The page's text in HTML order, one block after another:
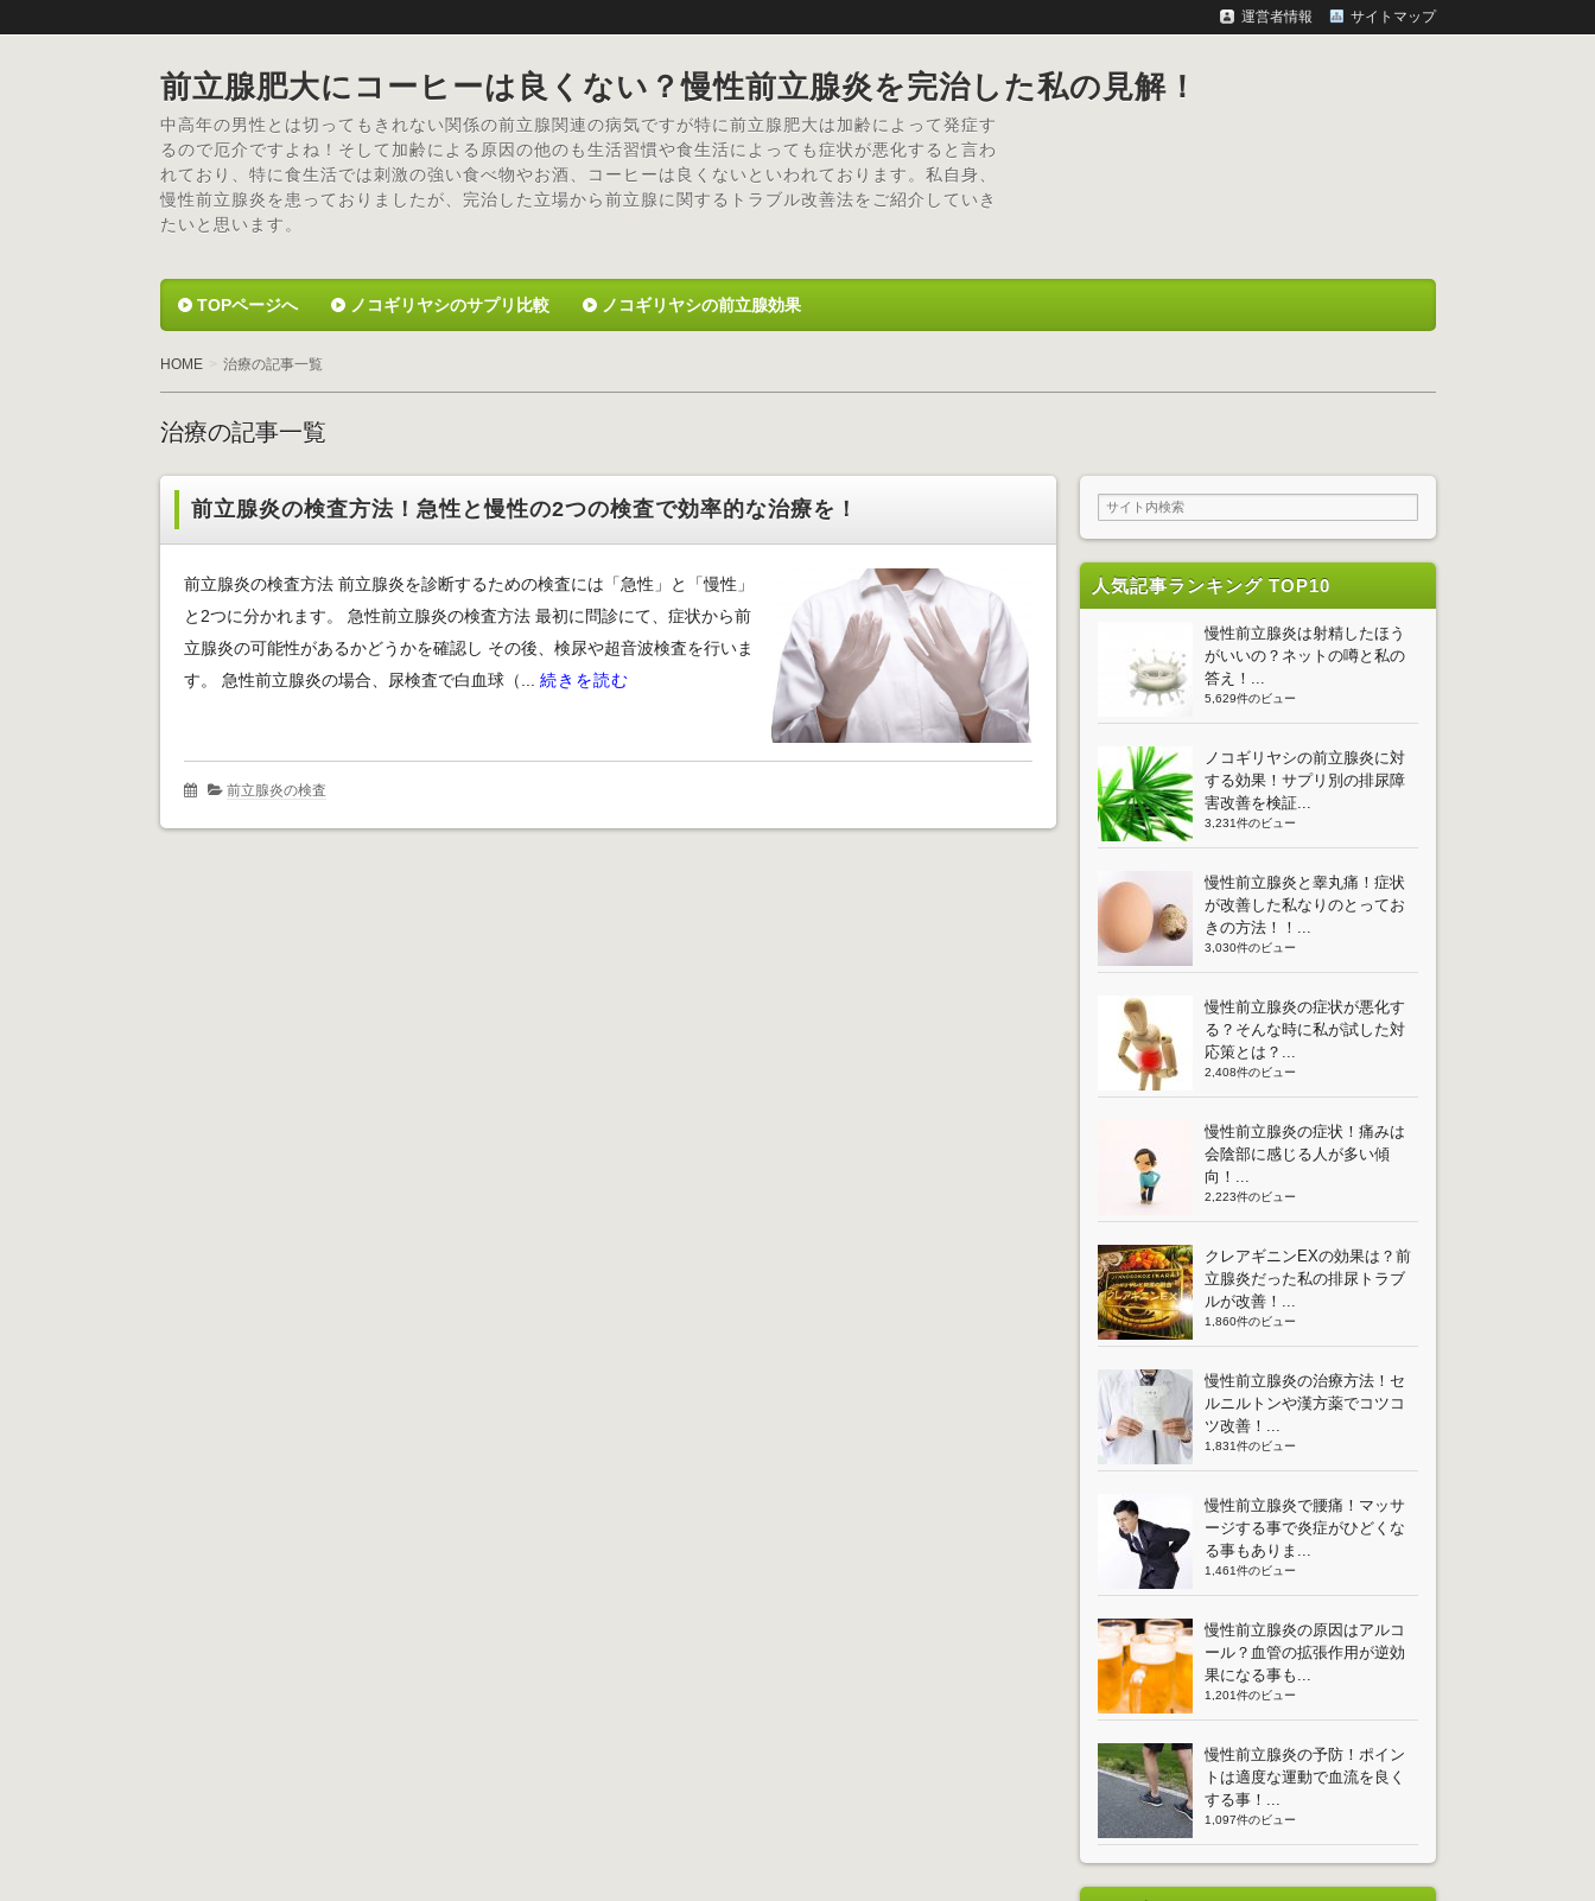
運営者情報 サイトマップ
前立腺肥大にコーヒーは良くない？慢性前立腺炎を完治した私の見解！
中高年の男性とは切ってもきれない関係の前立腺関連の病気ですが特に前立腺肥大は加齢によって発症す
るので厄介ですよね！そして加齢による原因の他のも生活習慣や食生活によっても症状が悪化すると言わ
れており、特に食生活では刺激の強い食べ物やお酒、コーヒーは良くないといわれております。私自身、
慢性前立腺炎を患っておりましたが、完治した立場から前立腺に関するトラブル改善法をご紹介していき
たいと思います。
TOPページへ ノコギリヤシのサプリ比較 ノコギリヤシの前立腺効果
HOME 治療の記事一覧
治療の記事一覧
前立腺炎の検査方法！急性と慢性の2つの検査で効率的な治療を！
前立腺炎の検査方法 前立腺炎を診断するための検査には「急性」と「慢性」
と2つに分かれます。 急性前立腺炎の検査方法 最初に問診にて、症状から前
立腺炎の可能性があるかどうかを確認し その後、検尿や超音波検査を行いま
す。 急性前立腺炎の場合、尿検査で白血球（... 続きを読む
前立腺炎の検査
人気記事ランキング TOP10
慢性前立腺炎は射精したほう
がいいの？ネットの噂と私の
答え！...
5,629件のビュー
ノコギリヤシの前立腺炎に対
する効果！サプリ別の排尿障
害改善を検証...
3,231件のビュー
慢性前立腺炎と睾丸痛！症状
が改善した私なりのとってお
きの方法！！...
3,030件のビュー
慢性前立腺炎の症状が悪化す
る？そんな時に私が試した対
応策とは？...
2,408件のビュー
慢性前立腺炎の症状！痛みは
会陰部に感じる人が多い傾
向！...
2,223件のビュー
クレアギニンEXの効果は？前
立腺炎だった私の排尿トラブ
ルが改善！...
1,860件のビュー
慢性前立腺炎の治療方法！セ
ルニルトンや漢方薬でコツコ
ツ改善！...
1,831件のビュー
慢性前立腺炎で腰痛！マッサ
ージする事で炎症がひどくな
る事もありま...
1,461件のビュー
慢性前立腺炎の原因はアルコ
ール？血管の拡張作用が逆効
果になる事も...
1,201件のビュー
慢性前立腺炎の予防！ポイン
トは適度な運動で血流を良く
する事！...
1,097件のビュー